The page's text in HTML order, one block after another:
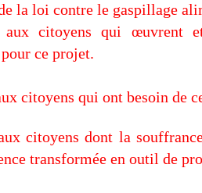
la loi contre le gaspillage
aux citoyens qui œuvrent
ce projet.
citoyens qui ont besoin de
citoyens dont la
transformée en outil de